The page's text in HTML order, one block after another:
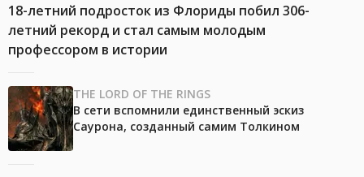
18-летний подросток из Флориды побил 306-
летний рекорд и стал самым молодым
профессором в истории
THE LORD OF THE RINGS
В сети вспомнили единственный эскиз
Саурона, созданный самим Толкином